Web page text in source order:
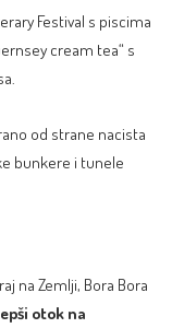
Festival s piscima
cream tea“ s
od strane nacista
bunkere i tunele
na Zemlji, Bora Bora
otok na